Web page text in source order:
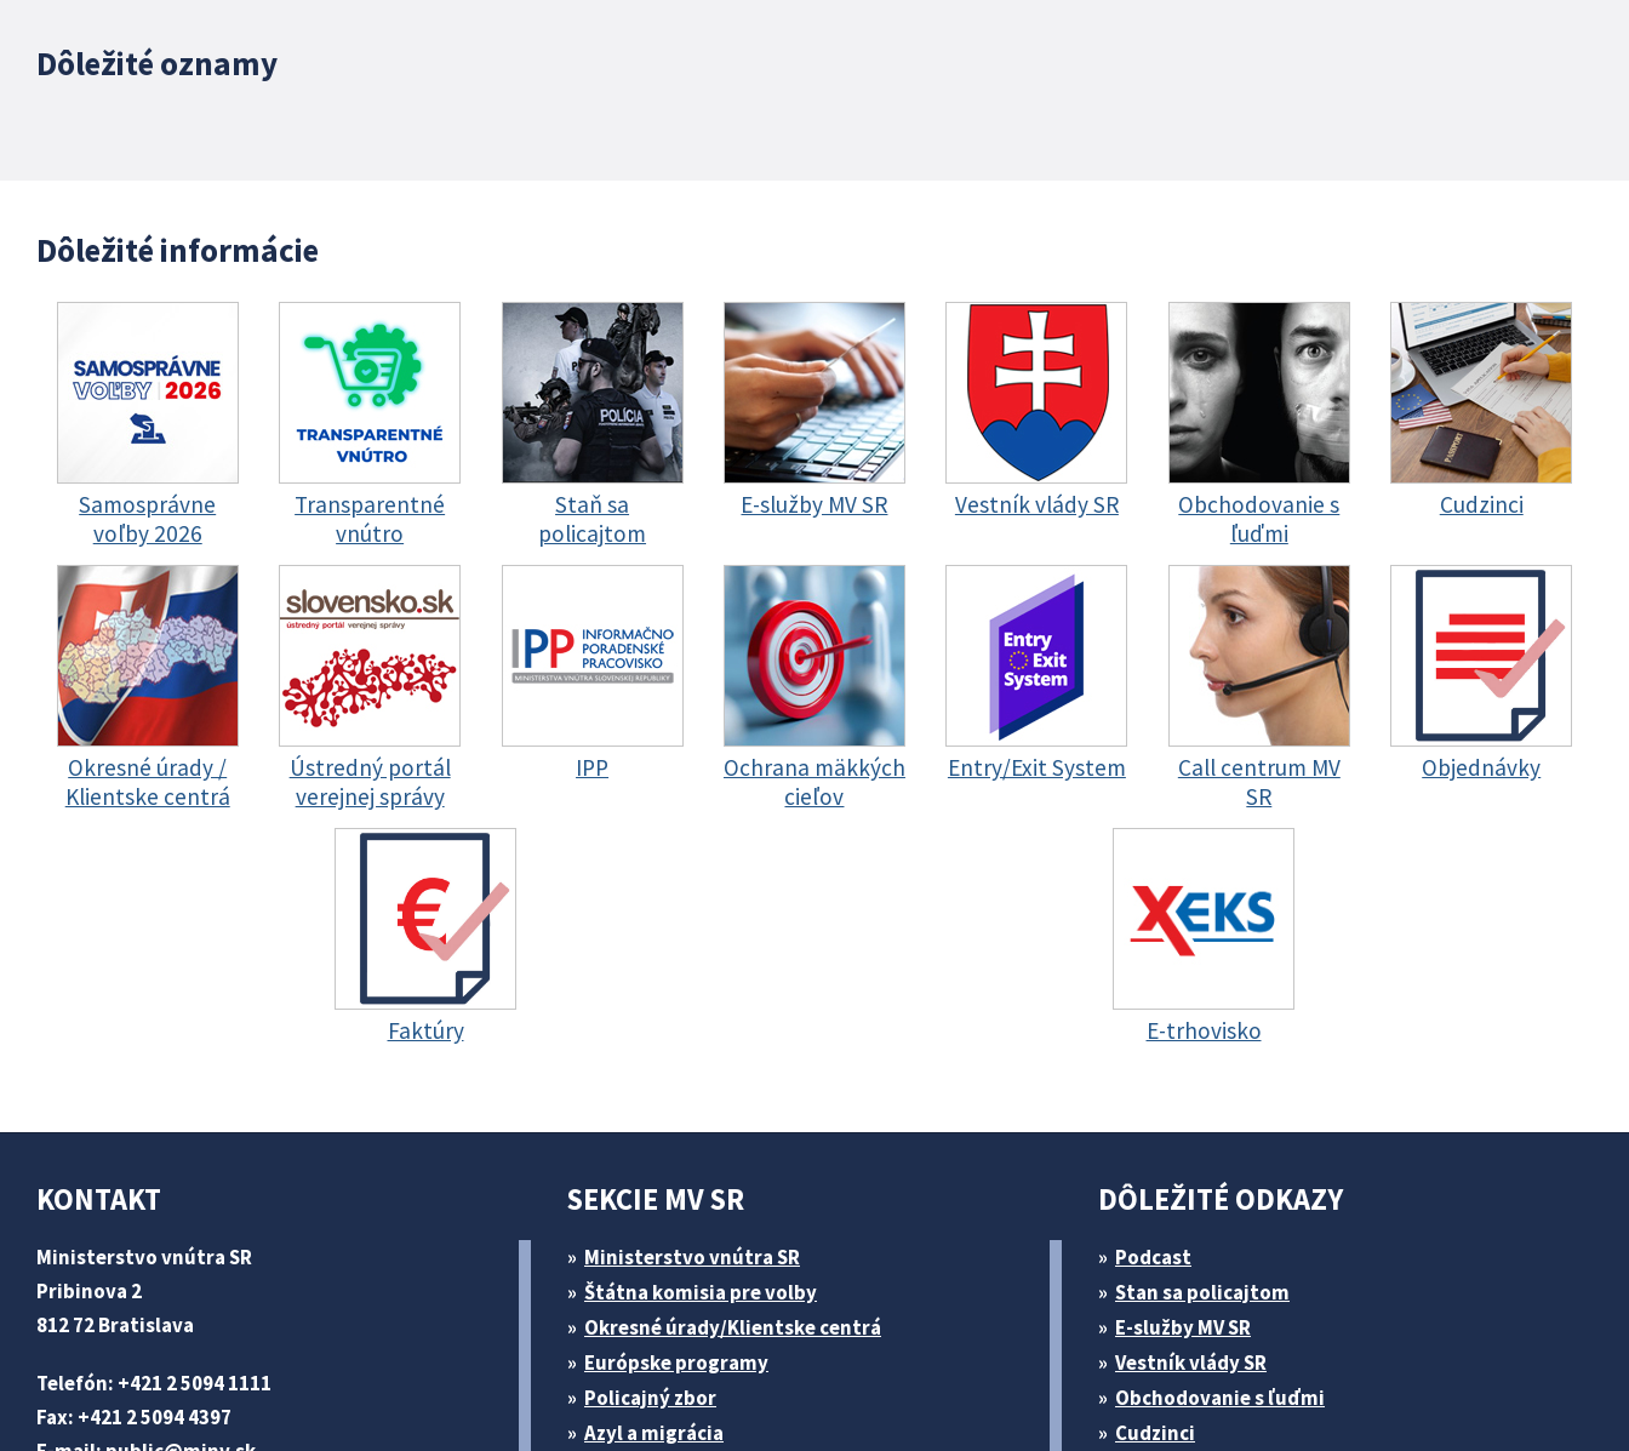
Dôležité oznamy
Dôležité informácie
Samosprávne
voľby 2026
Transparentné
vnútro
Staň sa
policajtom
E-služby MV SR Vestník vlády SR
Obchodovanie s
ľuďmi
Cudzinci
Okresné úrady /
Klientske centrá
Ústredný portál
verejnej správy
IPP
Ochrana mäkkých
cieľov
Entry/Exit System
Call centrum MV
SR
Objednávky
Faktúry E-trhovisko
KONTAKT
Ministerstvo vnútra SR
Pribinova 2
812 72 Bratislava
Telefón: +421 2 5094 1111
Fax: +421 2 5094 4397
SEKCIE MV SR
Ministerstvo vnútra SR
Štátna komisia pre volby
Okresné úrady/Klientske centrá
Európske programy
Policajný zbor
Azyl a migrácia
DÔLEŽITÉ ODKAZY
Podcast
Stan sa policajtom
E-služby MV SR
Vestník vlády SR
Obchodovanie s ľuďmi
Cudzinci